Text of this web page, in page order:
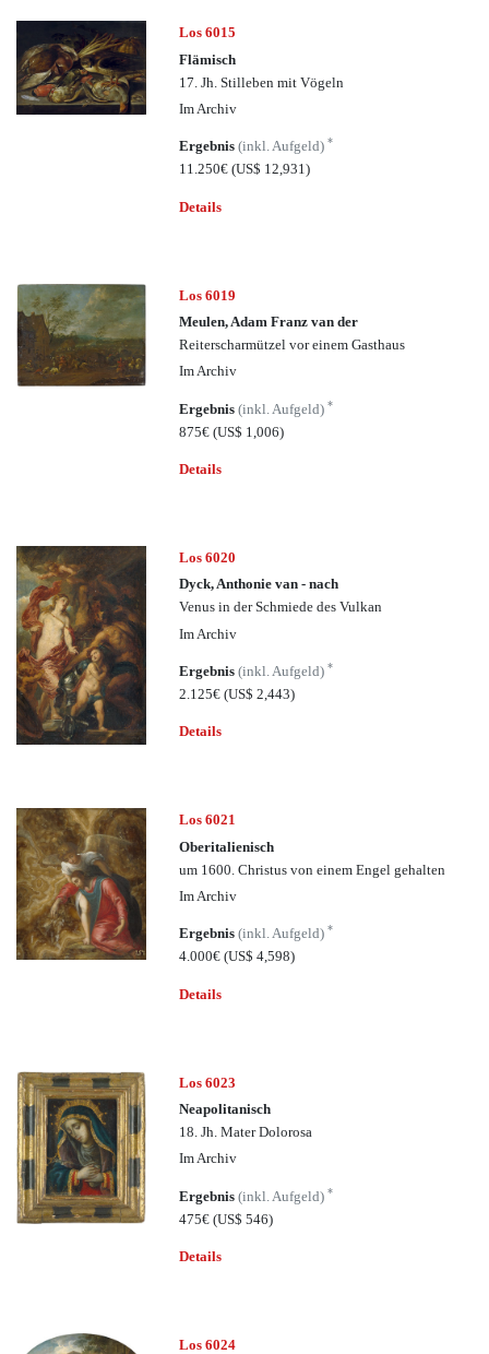
Los 6015
Flämisch
17. Jh. Stilleben mit Vögeln
Im Archiv
Ergebnis(inkl. Aufgeld)*
11.250€(US$ 12,931)
Details
Los 6019
Meulen, Adam Franz van der
Reiterscharmützel vor einem Gasthaus
Im Archiv
Ergebnis(inkl. Aufgeld)*
875€(US$ 1,006)
Details
Los 6020
Dyck, Anthonie van - nach
Venus in der Schmiede des Vulkan
Im Archiv
Ergebnis(inkl. Aufgeld)*
2.125€(US$ 2,443)
Details
Los 6021
Oberitalienisch
um 1600. Christus von einem Engel gehalten
Im Archiv
Ergebnis(inkl. Aufgeld)*
4.000€(US$ 4,598)
Details
Los 6023
Neapolitanisch
18. Jh. Mater Dolorosa
Im Archiv
Ergebnis(inkl. Aufgeld)*
475€(US$ 546)
Details
Los 6024